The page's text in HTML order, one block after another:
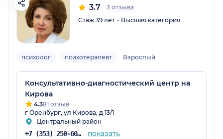
3.7
3 отзыва
Стаж 39 лет
Высшая категория
психолог психотерапевт Взрослый
Консультативно-диагностический центр на
Кирова
4.381 отзыв
г Оренбург, ул Кирова, д 13/1
Центральный район
+7 (353) 250-60-60 показать